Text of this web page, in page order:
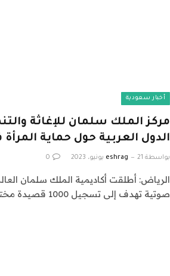
أخبار سعودية
مركز الملك سلمان للإغاثة
الدول العربية حول حماية
بواسطة eshrag 21 يونيو، 2023 0
الرياض: أطلقت أكاديمية الملك سلمان
صوتية تهدف إلى تسجيل 1000 قصيدة مختارة…